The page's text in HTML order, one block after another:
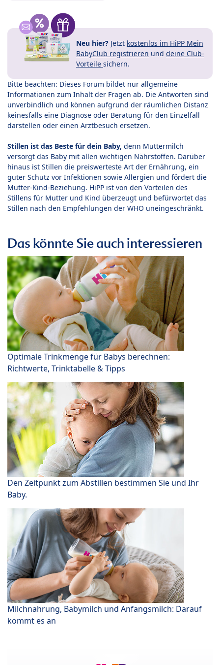
Neu hier? Jetzt kostenlos im HiPP Mein
BabyClub registrieren und deine Club-
Vorteile sichern.
Bitte beachten: Dieses Forum bildet nur allgemeine
Informationen zum Inhalt der Fragen ab. Die Antworten sind
unverbindlich und können aufgrund der räumlichen Distanz
keinesfalls eine Diagnose oder Beratung für den Einzelfall
darstellen oder einen Arztbesuch ersetzen.
Stillen ist das Beste für dein Baby, denn Muttermilch
versorgt das Baby mit allen wichtigen Nährstoffen. Darüber
hinaus ist Stillen die preiswerteste Art der Ernährung, ein
guter Schutz vor Infektionen sowie Allergien und fördert die
Mutter-Kind-Beziehung. HiPP ist von den Vorteilen des
Stillens für Mutter und Kind überzeugt und befürwortet das
Stillen nach den Empfehlungen der WHO uneingeschränkt.
Das könnte Sie auch interessieren
Optimale Trinkmenge für Babys berechnen:
Richtwerte, Trinktabelle & Tipps
Den Zeitpunkt zum Abstillen bestimmen Sie und Ihr
Baby.
Milchnahrung, Babymilch und Anfangsmilch: Darauf
kommt es an